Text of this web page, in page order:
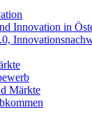
Innovation in
Märkte